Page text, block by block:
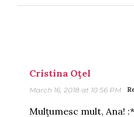
Cristina Oțel
March 16, 2018 at 10:56 PM
Mulțumesc mult, Ana! :*